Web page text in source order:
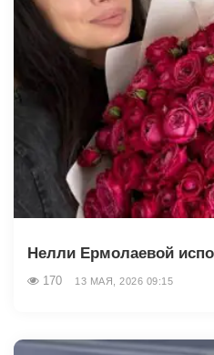
Нелли Ермолаевой
170 13 МАЯ, 2026 09:15